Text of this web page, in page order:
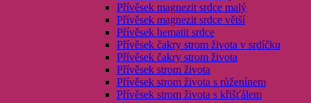
Přívěsek magnezit srdce malý
Přívěsek magnezit srdce větší
Přívěsek hematit srdce
Přívěsek čakry strom života v srdíčku
Přívěsek čakry strom života
Přívěsek strom života
Přívěsek strom života s růženínem
Přívěsek strom života s křišťálem